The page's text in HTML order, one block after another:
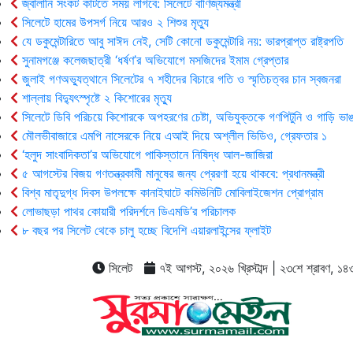
জ্বালানি সংকট কাটতে সময় লাগবে: সিলেটে বাণিজ্যমন্ত্রী
সিলেটে হামের উপসর্গ নিয়ে আরও ২ শিশুর মৃত্যু
যে ডকুমেন্টারিতে আবু সাঈদ নেই, সেটি কোনো ডকুমেন্টারি নয়: ভারপ্রাপ্ত রাষ্ট্রপতি
সুনামগঞ্জে কলেজছাত্রী ‘ধর্ষণ’র অভিযোগে মসজিদের ইমাম গ্রেপ্তার
জুলাই গণঅভ্যুত্থানে সিলেটের ৭ শহীদের বিচারে গতি ও স্মৃতিচত্বর চান স্বজনরা
শাল্লায় বিদ্যুৎস্পৃষ্টে ২ কিশোরের মৃত্যু
সিলেটে ডিবি পরিচয়ে কিশোরকে অপহরণের চেষ্টা, অভিযুক্তকে গণপিটুনি ও গাড়ি
মৌলভীবাজারে এমপি নাসেরকে নিয়ে এআই দিয়ে অশ্লীল ভিডিও, গ্রেফতার ১
‘হলুদ সাংবাদিকতা’র অভিযোগে পাকিস্তানে নিষিদ্ধ আল-জাজিরা
৫ আগস্টের বিজয় গণতন্ত্রকামী মানুষের জন্য প্রেরণা হয়ে থাকবে: প্রধানমন্ত্রী
বিশ্ব মাতৃদুগ্ধ দিবস উপলক্ষে কানাইঘাটে কমিউনিটি মোবিলাইজেশন প্রোগ্রাম
লোভাছড়া পাথর কোয়ারী পরিদর্শনে ডিএমডি’র পরিচালক
৮ বছর পর সিলেট থেকে চালু হচ্ছে বিদেশি এয়ারলাইন্সের ফ্লাইট
সিলেট ৭ই আগস্ট, ২০২৬ খ্রিস্টাব্দ | ২৩শে শ্রাবণ,